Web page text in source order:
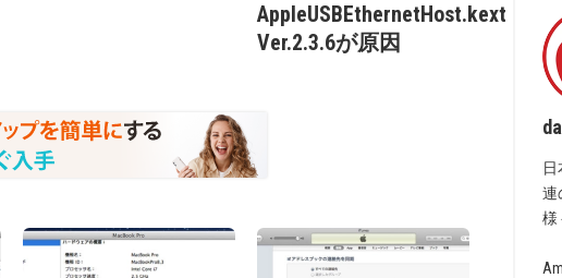
AppleUSBEthernetHost.kext
Ver.2.3.6が原因
日
連
様